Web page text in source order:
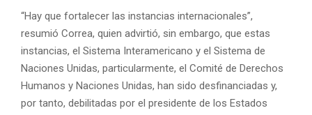
“Hay que fortalecer las instancias internacionales”,
resumió Correa, quien advirtió, sin embargo, que estas
instancias, el Sistema Interamericano y el Sistema de
Naciones Unidas, particularmente, el Comité de Derechos
Humanos y Naciones Unidas, han sido desfinanciadas y,
por tanto, debilitadas por el presidente de los Estados